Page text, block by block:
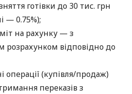
готівки до 30 тис. грн
— 0.75%);
на рахунку — з
розрахунком відповідно до
операції (купівля/продаж)
переказів з